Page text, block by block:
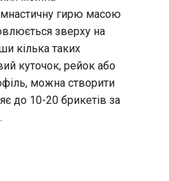
гирю масою
зверху на
кілька таких
куточок, рейок або
можна створити
до 10-20 брикетів за